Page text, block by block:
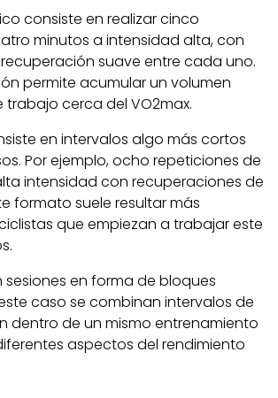
consiste en realizar cinco
minutos a intensidad alta, con
suave entre cada uno.
permite acumular un volumen
cerca del VO2max.
en intervalos algo más cortos
Por ejemplo, ocho repeticiones de
intensidad con recuperaciones de
formato suele resultar más
que empiezan a trabajar este
sesiones en forma de bloques
caso se combinan intervalos de
dentro de un mismo entrenamiento
aspectos del rendimiento